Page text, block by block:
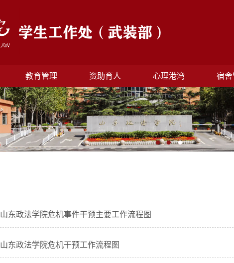
教育管理 资助育人 心理港湾 宿舍
山东政法学院危机事件干预主要工作流程图
山东政法学院危机干预工作流程图